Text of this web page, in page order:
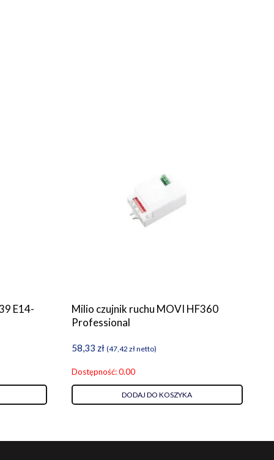
E14-
Milio czujnik ruchu MOVI HF360
Professional
58,33 zł (47,42 złnetto)
Dostępność: 0.00
DODAJ DO KOSZYKA